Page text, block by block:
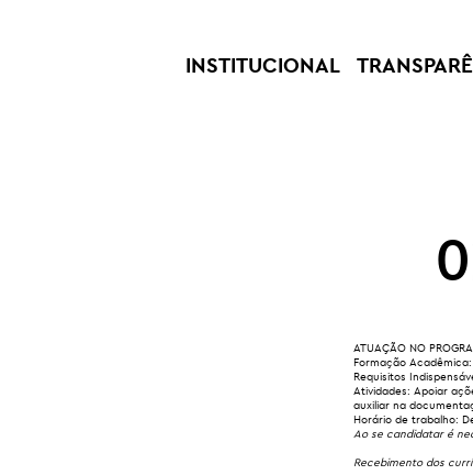
INSTITUCIONAL
ATUAÇÃO NO
Formação Acadêmica:
Requisitos
Atividades: Apoiar
auxiliar na
Horário de trabalho:
Ao se candidatar é
Recebimento dos